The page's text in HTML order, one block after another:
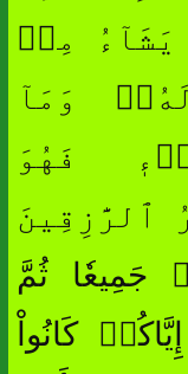
مِنۡ
وَمَآ
فَهُوَ
جَمِيعٗا ثُمَّ
كَانُواْ